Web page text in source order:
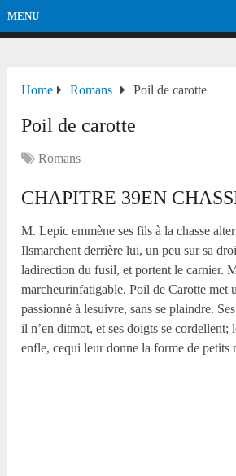
MENU
Home Romans Poil de carotte
Poil de carotte
Romans
CHAPITRE 39EN
M. Lepic emmène ses fils à la chasse
Ilsmarchent derrière lui, un peu sur sa
ladirection du fusil, et portent le carnier.
marcheurinfatigable. Poil de Carotte met
passionné à lesuivre, sans se plaindre.
il n’en ditmot, et ses doigts se cordellent;
enfle, cequi leur donne la forme de petits